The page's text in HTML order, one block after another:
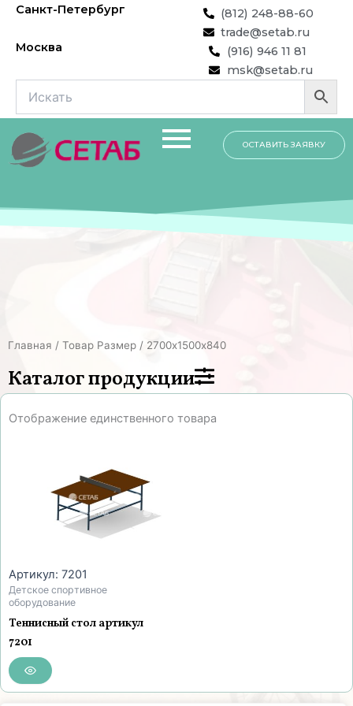
Перейти
содержимому
Санкт-Петербург
(812) 248-88-60
trade@setab.ru
Москва
(916) 946 11 81
msk@setab.ru
ОСТАВИТЬ ЗАЯВКУ
Главная / Товар Размер / 2700х1500х840
Каталог продукции
Отображение единственного товара
Артикул: 7201
Детское спортивное
оборудование
Теннисный стол артикул
7201